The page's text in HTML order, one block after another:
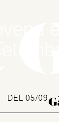
DEL 05/09